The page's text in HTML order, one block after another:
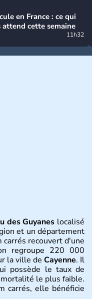
en France : ce qui
attend cette semaine
11h32
des Guyanes localisé
et un département
recouvert d'une
regroupe 220 000
la ville de Cayenne. Il
possède le taux de
le plus faible.
carrés, elle bénéficie